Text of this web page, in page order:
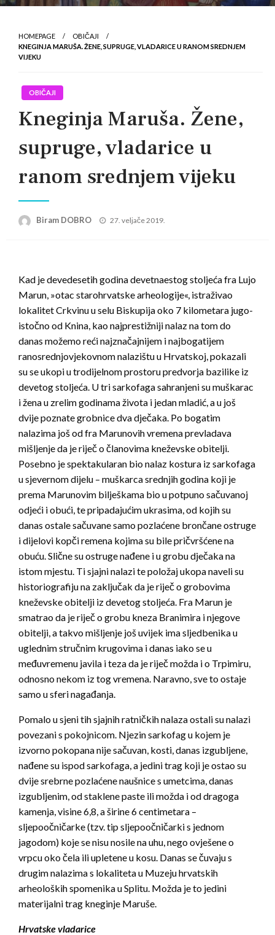
HOMEPAGE
OBIČAJI
KNEGINJA MARUŠA. ŽENE, SUPRUGE, VLADARICE U RANOM SREDNJEM
VIJEKU
OBIČAJI
Kneginja Maruša. Žene,
supruge, vladarice u
ranom srednjem vijeku
Biram DOBRO
Posted
27. veljače 2019.
Kad je devedesetih godina devetnaestog stoljeća fra Lujo
Marun, »otac starohrvatske arheologije«, istraživao
lokalitet Crkvinu u selu Biskupija oko 7 kilometara jugo­
istočno od Knina, kao najprestižniji nalaz na tom do
danas možemo reći najznačajnijem i najbogatijem
ranosrednjovjekovnom nalazištu u Hrvatskoj, pokazali
su se ukopi u trodijelnom prostoru predvorja bazilike iz
devetog stoljeća. U tri sarkofaga sahranjeni su muškarac
i žena u zrelim godinama života i jedan mladić, a u još
dvije poznate grobnice dva dječaka. Po bogatim
nalazima još od fra Marunovih vremena prevladava
mišljenje da je riječ o članovima kneževske obitelji.
Posebno je spektakularan bio nalaz kostura iz sarkofaga
u sjevernom dijelu – muškarca srednjih godina koji je
prema Marunovim bilješkama bio u potpuno sačuvanoj
odjeći i obući, te pripadajućim ukrasima, od kojih su
danas ostale sačuvane samo pozlaćene brončane ostruge
i dijelovi kopči remena kojima su bile pričvršćene na
obuću. Slične su ostruge nađene i u grobu dječaka na
istom mjestu. Ti sjajni nalazi te položaj ukopa naveli su
historiografiju na zaključak da je riječ o grobovima
kneževske obitelji iz devetog stoljeća. Fra Marun je
smatrao da je riječ o grobu kneza Branimira i njegove
obitelji, a takvo mišljenje još uvijek ima sljedbenika u
uglednim stručnim krugovima i danas iako se u
međuvremenu javila i teza da je riječ možda i o Trpimiru,
odnosno nekom iz tog vremena. Naravno, sve to ostaje
samo u sferi nagađanja.
Pomalo u sjeni tih sjajnih ratničkih nalaza ostali su nalazi
povezani s pokojnicom. Njezin sarkofag u kojem je
izvorno pokopana nije sačuvan, kosti, danas izgubljene,
nađene su ispod sarkofaga, a jedini trag koji je ostao su
dvije srebrne pozlaćene naušnice s umetcima, danas
izgubljenim, od staklene paste ili možda i od dragoga
kamenja, visine 6,8, a širine 6 centimetara –
sljepoočničarke (tzv. tip sljepoočničarki s jednom
jagodom) koje se nisu nosile na uhu, nego ovješene o
vrpcu oko čela ili upletene u kosu. Danas se čuvaju s
drugim nalazima s lokaliteta u Muzeju hrvatskih
arheoloških spomenika u Splitu. Možda je to jedini
materijalni trag kneginje Maruše.
Hrvatske vladarice